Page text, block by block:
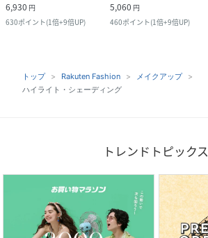
6,930 円
630ポイント(1倍+9倍UP)
5,060 円
460ポイント(1倍+9倍UP)
トップ Rakuten Fashion
メイクアップ
ハイライト・シェーディング
トレンドトピックス